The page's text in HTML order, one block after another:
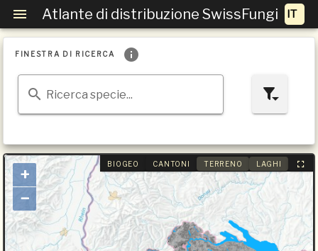
Atlante di distribuzione SwissFungi
FINESTRA DI RICERCA
Ricerca specie...
BIOGEO CANTONI TERRENO LAGHI
+
−